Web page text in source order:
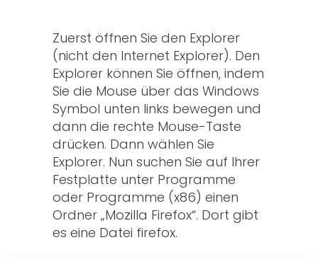
Zuerst öffnen Sie den Explorer
(nicht den Internet Explorer). Den
Explorer können Sie öffnen, indem
Sie die Mouse über das Windows
Symbol unten links bewegen und
dann die rechte Mouse-Taste
drücken. Dann wählen Sie
Explorer. Nun suchen Sie auf Ihrer
Festplatte unter Programme
oder Programme (x86) einen
Ordner „Mozilla Firefox“. Dort gibt
es eine Datei firefox.